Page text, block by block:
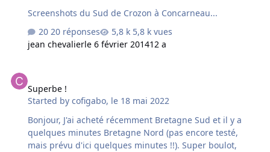
Screenshots du Sud de Crozon à Concarneau...
20 réponses
5,8 k vues
jean chevalierle 6 février 201412 a
Superbe !
Started bycofigabo, le 18 mai 2022
Bonjour, J'ai acheté récemment Bretagne Sud et il y a
quelques minutes Bretagne Nord (pas encore testé,
mais prévu d'ici quelques minutes !!). Super boulot,